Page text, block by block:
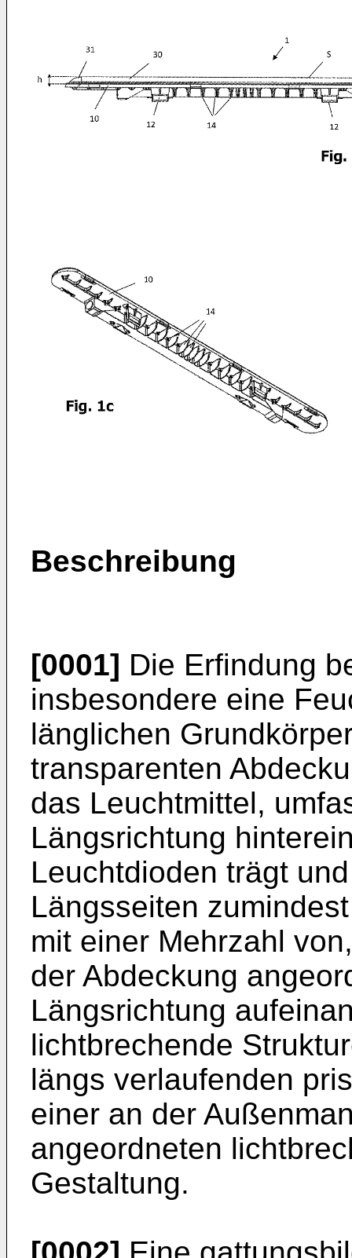
Beschreibung
[0001] Die Erfindung
insbesondere eine
länglichen
transparenten
das Leuchtmittel,
Längsrichtung
Leuchtdioden trägt
Längsseiten
mit einer Mehrzahl
der Abdeckung
Längsrichtung
lichtbrechende
längs verlaufenden
einer an der
angeordneten
Gestaltung.